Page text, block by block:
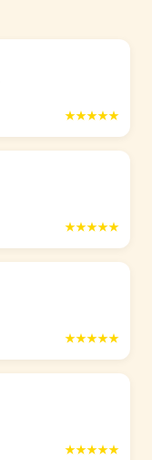
★★★★★
★★★★★
★★★★★
★★★★★